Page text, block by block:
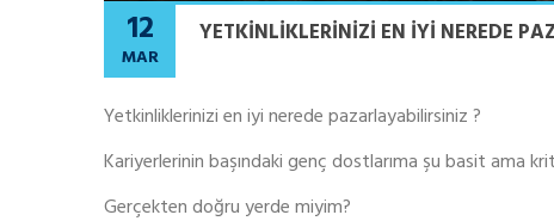
12
MAR
YETKINLIKLERINIZI EN IYI NEREDE
Yetkinliklerinizi en iyi nerede pazarlayabilirsiniz ?
Kariyerlerinin başındaki genç dostlarıma şu basit ama
Gerçekten doğru yerde miyim?